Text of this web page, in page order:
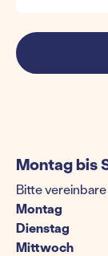
Montag bis
Bitte
Montag
Dienstag
Mittwoch